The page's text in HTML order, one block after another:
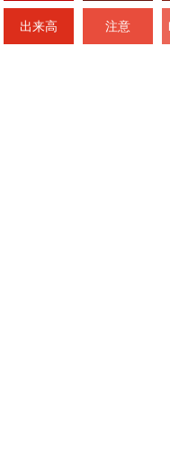
出来高 注意